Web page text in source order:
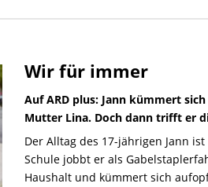
Wir für immer
Auf ARD plus: Jann kümmert
Mutter Lina. Doch dann trifft er
Der Alltag des 17-jährigen Jann
Schule jobbt er als
Haushalt und kümmert sich